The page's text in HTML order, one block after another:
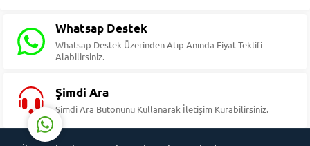
Whatsap Destek
Whatsap Destek Üzerinden Atıp Anında Fiyat Teklifi
Alabilirsiniz.
Şimdi Ara
Şimdi Ara Butonunu Kullanarak İletişim Kurabilirsiniz.